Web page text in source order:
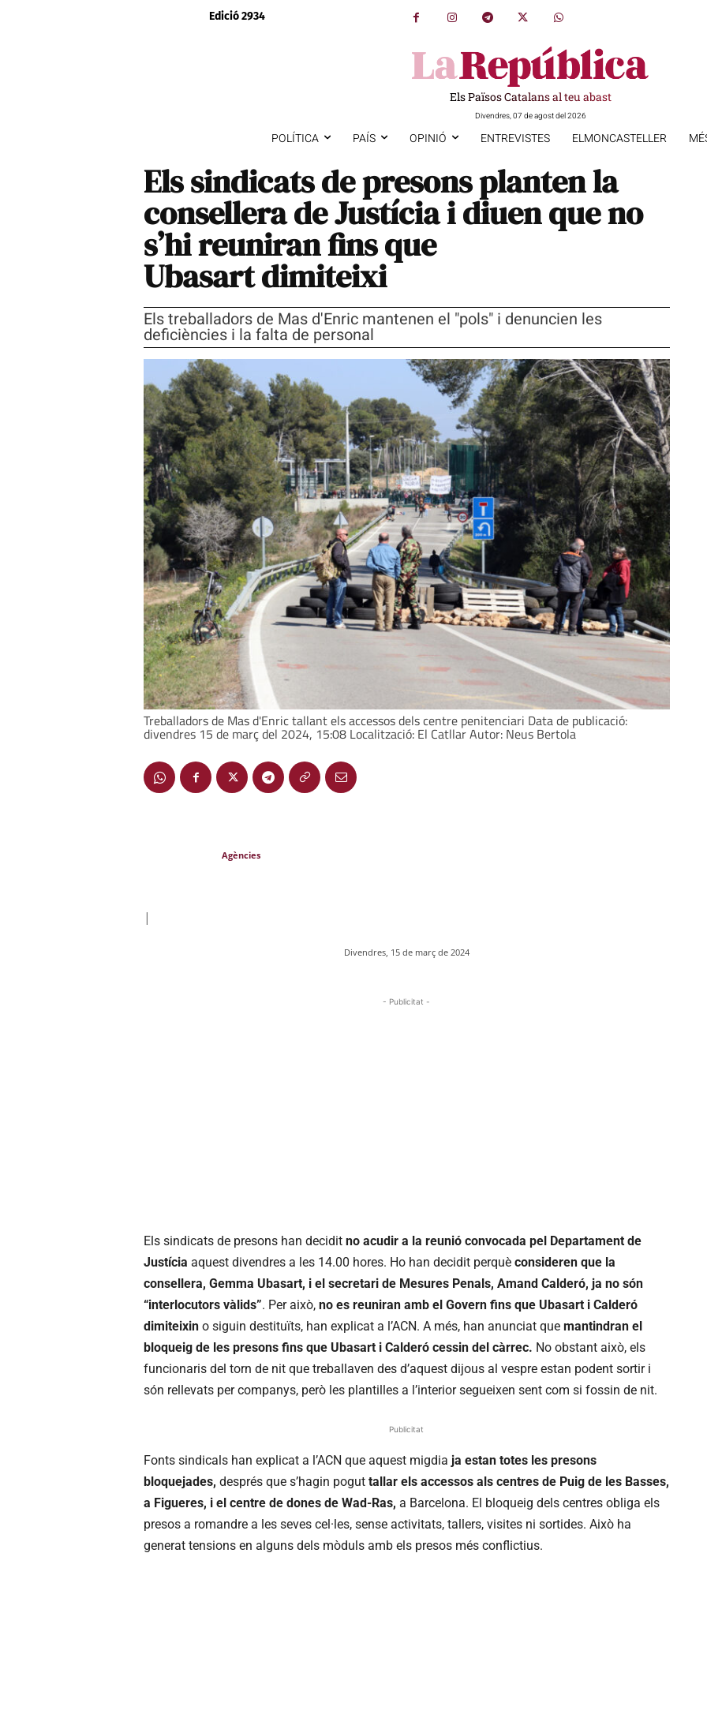
Edició 2934
Els Països Catalans al teu abast
Divendres, 07 de agost del 2026
POLÍTICA PAÍS OPINIÓ ENTREVISTES ELMONCASTELLER
Els sindicats de presons planten la
consellera de Justícia i diuen que no
s’hi reuniran fins que
Ubasart dimiteixi
Els treballadors de Mas d'Enric mantenen el "pols" i denuncien les
deficiències i la falta de personal
Treballadors de Mas d'Enric tallant els accessos dels centre penitenciari Data de publicació:
divendres 15 de març del 2024, 15:08 Localització: El Catllar Autor: Neus Bertola
Agències
|
Divendres, 15 de març de 2024
- Publicitat -
Els sindicats de presons han decidit no acudir a la reunió convocada pel Departament de
Justícia aquest divendres a les 14.00 hores. Ho han decidit perquè consideren que la
consellera, Gemma Ubasart, i el secretari de Mesures Penals, Amand Calderó, ja no són
“interlocutors vàlids”. Per això, no es reuniran amb el Govern fins que Ubasart i Calderó
dimiteixin o siguin destituïts, han explicat a l’ACN. A més, han anunciat que mantindran el
bloqueig de les presons fins que Ubasart i Calderó cessin del càrrec. No obstant això, els
funcionaris del torn de nit que treballaven des d’aquest dijous al vespre estan podent sortir i
són rellevats per companys, però les plantilles a l’interior segueixen sent com si fossin de nit.
Publicitat
Fonts sindicals han explicat a l’ACN que aquest migdia ja estan totes les presons
bloquejades, després que s’hagin pogut tallar els accessos als centres de Puig de les Basses,
a Figueres, i el centre de dones de Wad-Ras, a Barcelona. El bloqueig dels centres obliga els
presos a romandre a les seves cel·les, sense activitats, tallers, visites ni sortides. Això ha
generat tensions en alguns dels mòduls amb els presos més conflictius.